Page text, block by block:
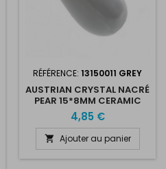
RÉFÉRENCE: 13150011 GREY
AUSTRIAN CRYSTAL NACRÉ
PEAR 15*8MM CERAMIC
GREY
4,85 €
 Ajouter au panier